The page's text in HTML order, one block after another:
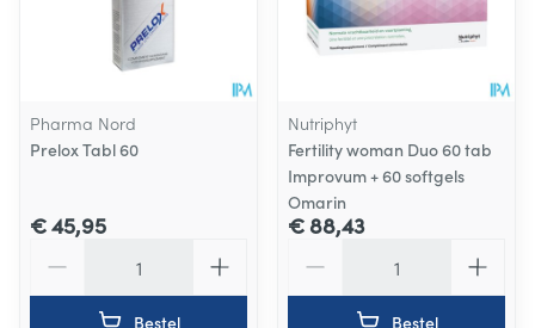
Pharma Nord
Prelox Tabl 60
€ 45,95
Bestel
Nutriphyt
Fertility woman Duo 60 tab
Improvum + 60 softgels
Omarin
€ 88,43
Bestel